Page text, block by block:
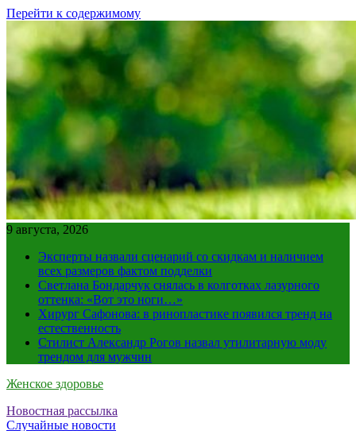
Перейти к содержимому
9 августа, 2026
Эксперты назвали сценарий со скидкам и наличием
всех размеров фактом подделки
Светлана Бондарчук снялась в колготках лазурного
оттенка: «Вот это ноги…»
Хирург Сафонова: в ринопластике появился тренд на
естественность
Стилист Александр Рогов назвал утилитарную моду
трендом для мужчин
Женское здоровье
Новостная рассылка
Случайные новости